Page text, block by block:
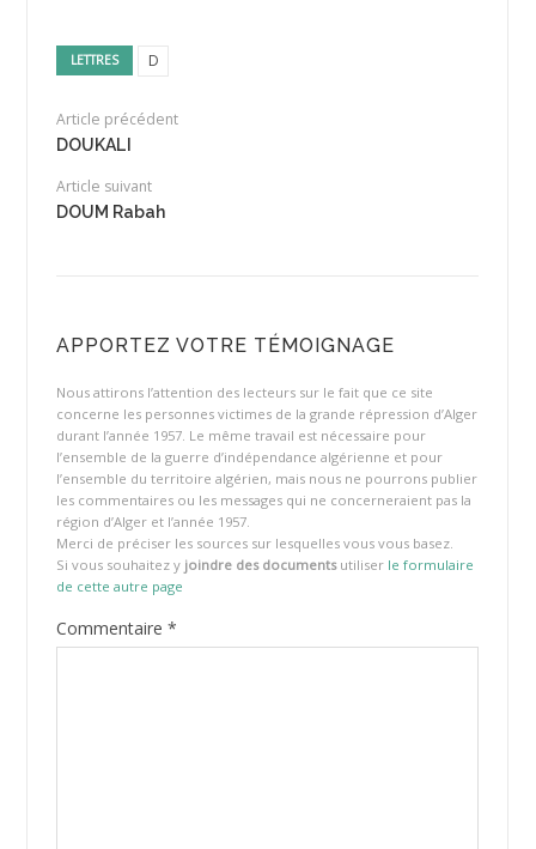
LETTRES D
Article précédent
DOUKALI
Article suivant
DOUM Rabah
APPORTEZ VOTRE TÉMOIGNAGE
Nous attirons l’attention des lecteurs sur le fait que ce site
concerne les personnes victimes de la grande répression d’Alger
durant l’année 1957. Le même travail est nécessaire pour
l’ensemble de la guerre d’indépendance algérienne et pour
l’ensemble du territoire algérien, mais nous ne pourrons publier
les commentaires ou les messages qui ne concerneraient pas la
région d’Alger et l’année 1957.
Merci de préciser les sources sur lesquelles vous vous basez.
Si vous souhaitez y joindre des documentsutiliser le formulaire
de cette autre page
Commentaire *